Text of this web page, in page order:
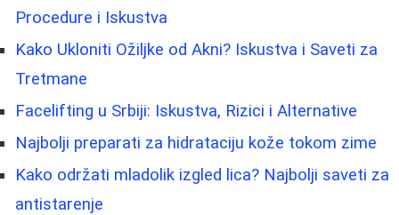
Procedure i Iskustva
Kako Ukloniti Ožiljke od Akni? Iskustva i Saveti za
Tretmane
Facelifting u Srbiji: Iskustva, Rizici i Alternative
Najbolji preparati za hidrataciju kože tokom zime
Kako održati mladolik izgled lica? Najbolji saveti za
antistarenje